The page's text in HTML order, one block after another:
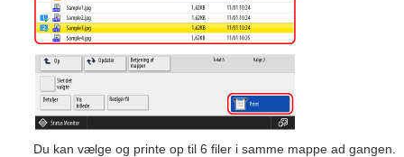
Du kan vælge og printe op til 6 filer i samme mappe ad gangen.